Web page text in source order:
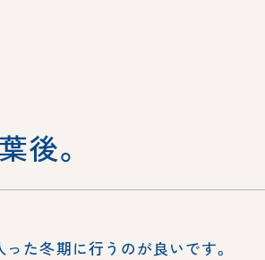
後。
た冬期に行うのが良いです。